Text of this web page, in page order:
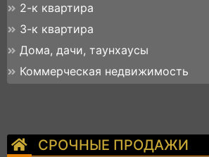
2-к квартира
3-к квартира
Дома, дачи, таунхаусы
Коммерческая недвижимость
СРОЧНЫЕ ПРОДАЖИ